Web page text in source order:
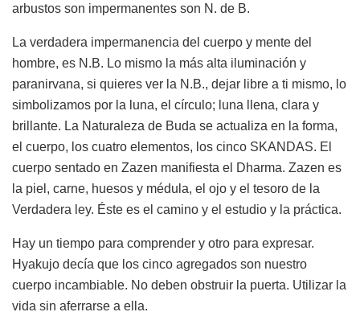
arbustos son impermanentes son N. de B.
La verdadera impermanencia del cuerpo y mente del
hombre, es N.B. Lo mismo la más alta iluminación y
paranirvana, si quieres ver la N.B., dejar libre a ti mismo, lo
simbolizamos por la luna, el círculo; luna llena, clara y
brillante. La Naturaleza de Buda se actualiza en la forma,
el cuerpo, los cuatro elementos, los cinco SKANDAS. El
cuerpo sentado en Zazen manifiesta el Dharma. Zazen es
la piel, carne, huesos y médula, el ojo y el tesoro de la
Verdadera ley. Éste es el camino y el estudio y la práctica.
Hay un tiempo para comprender y otro para expresar.
Hyakujo decía que los cinco agregados son nuestro
cuerpo incambiable. No deben obstruir la puerta. Utilizar la
vida sin aferrarse a ella.